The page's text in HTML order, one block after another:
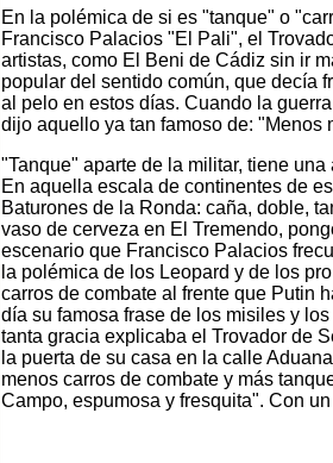
En la polémica de si es "tanque" o
Francisco Palacios "El Pali", el
artistas, como El Beni de Cádiz sin ir
popular del sentido común, que decía
al pelo en estos días. Cuando la
dijo aquello ya tan famoso de: "Menos
"Tanque" aparte de la militar, tiene
En aquella escala de continentes de
Baturones de la Ronda: caña, doble,
vaso de cerveza en El Tremendo,
escenario que Francisco Palacios
la polémica de los Leopard y de los
carros de combate al frente que Putin
día su famosa frase de los misiles y
tanta gracia explicaba el Trovador de
la puerta de su casa en la calle
menos carros de combate y más
Campo, espumosa y fresquita". Con